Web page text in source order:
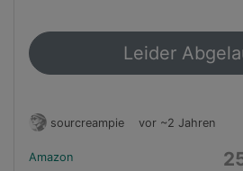
Leider
sourcreampie vor ~2 Jahren
Amazon